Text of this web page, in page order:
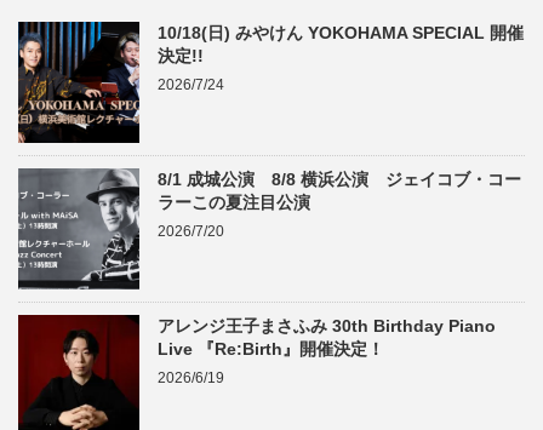
10/18(日) みやけん YOKOHAMA SPECIAL 開催
決定!!
2026/7/24
8/1 成城公演 8/8 横浜公演 ジェイコブ・コー
ラーこの夏注目公演
2026/7/20
アレンジ王子まさふみ 30th Birthday Piano
Live 『Re:Birth』開催決定！
2026/6/19